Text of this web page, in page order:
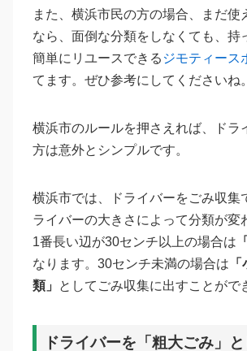
また、横浜市民の方の場合、まだ使
なら、面倒な分類をしなくても、持
簡単にリユースできる ジモティース
てます。ぜひ参考にしてくださいね。
横浜市のルールを押さえれば、ドラ
方は意外とシンプルです。
横浜市では、ドライバーをごみ収集
ライバーの大きさによって分類が変
1番長い辺が30センチ以上の場合は
なります。30センチ未満の場合は
類」
としてごみ収集に出すことがで
ドライバーを「粗大ごみ」